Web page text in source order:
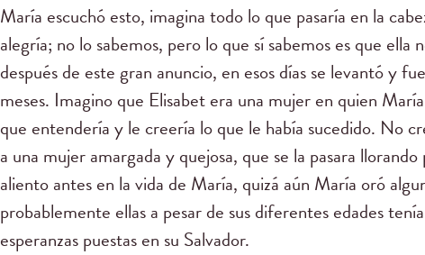
María escuchó esto, imagina todo lo que pasaría en la
alegría; no lo sabemos, pero lo que sí sabemos es que
después de este gran anuncio, en esos días se levantó y
meses. Imagino que Elisabet era una mujer en quien
que entendería y le creería lo que le había sucedido. No
a una mujer amargada y quejosa, que se la pasara
aliento antes en la vida de María, quizá aún María oró
probablemente ellas a pesar de sus diferentes edades
esperanzas puestas en su Salvador.